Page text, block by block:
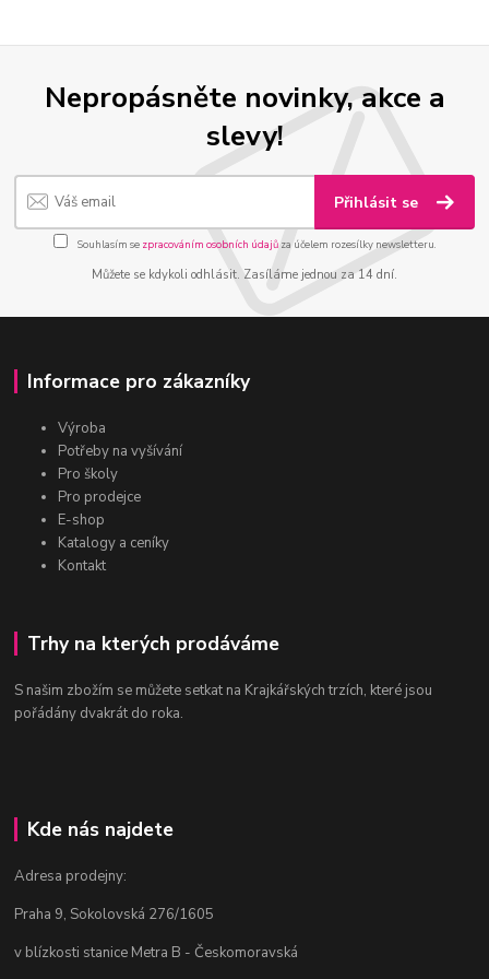
Nepropásněte novinky, akce a
slevy!
Přihlásit se
Souhlasím se zpracováním osobních údajůza účelem rozesílky newsletteru.
Můžete se kdykoli odhlásit. Zasíláme jednou za 14 dní.
Informace pro zákazníky
Výroba
Potřeby na vyšívání
Pro školy
Pro prodejce
E-shop
Katalogy a ceníky
Kontakt
Trhy na kterých prodáváme
S našim zbožím se můžete setkat na Krajkářských trzích, které jsou
pořádány dvakrát do roka.
Kde nás najdete
Adresa prodejny:
Praha 9, Sokolovská 276/1605
v blízkosti stanice Metra B - Českomoravská